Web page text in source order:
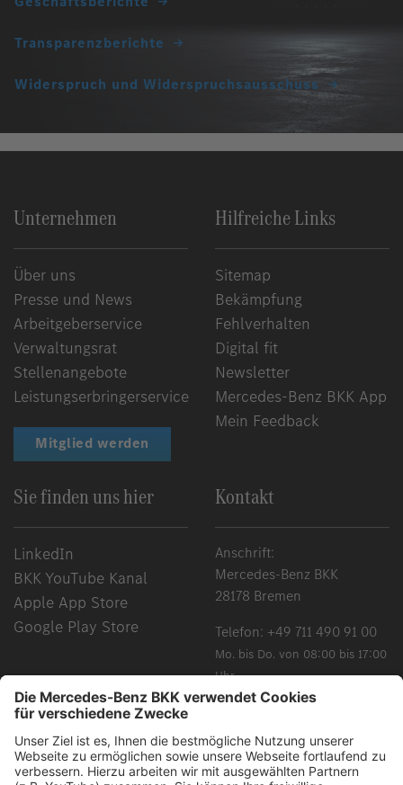
Transparenzberichte
Widerspruch und Widerspruchsausschuss
Unternehmen
Über uns
Presse und News
Arbeitgeberservice
Verwaltungsrat
Stellenangebote
Leistungserbringerservice
Mitglied werden
Hilfreiche Links
Sitemap
Bekämpfung
Fehlverhalten
Digital fit
Newsletter
Mercedes-Benz BKK App
Mein Feedback
Sie finden uns hier
LinkedIn
BKK YouTube Kanal
Apple App Store
Google Play Store
Kontakt
Anschrift:
Mercedes-Benz BKK
28178 Bremen
Telefon: +49 711 490 91 00
Mo. bis Do. von 08:00 bis 17:00
Uhr
Fr. von 08:00 bis 15:00 Uhr